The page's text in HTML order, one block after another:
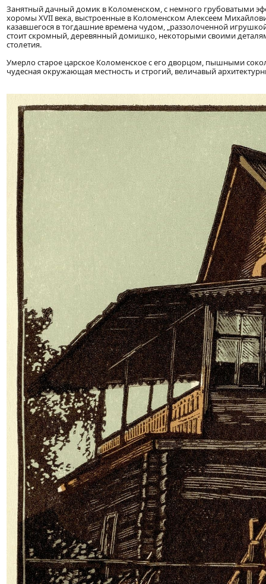
Занятный дачный домик в Коломенском, с немного грубоватыми
хоромы XVII века, выстроенные в Коломенском Алексеем
казавшегося в тогдашние времена чудом, „раззолоченной
стоит скромный, деревянный домишко, некоторыми своими
столетия.
Умерло старое царское Коломенское с его дворцом, пышными
чудесная окружающая местность и строгий, величавый